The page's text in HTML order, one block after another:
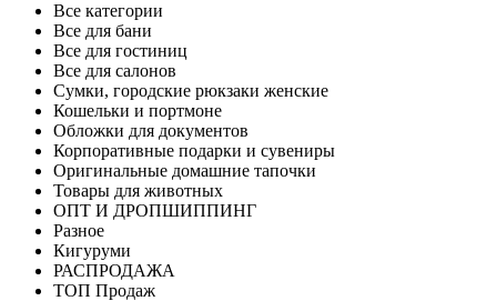
Все категории
Все для бани
Все для гостиниц
Все для салонов
Сумки, городские рюкзаки женские
Кошельки и портмоне
Обложки для документов
Корпоративные подарки и сувениры
Оригинальные домашние тапочки
Товары для животных
ОПТ И ДРОПШИППИНГ
Разное
Кигуруми
РАСПРОДАЖА
ТОП Продаж